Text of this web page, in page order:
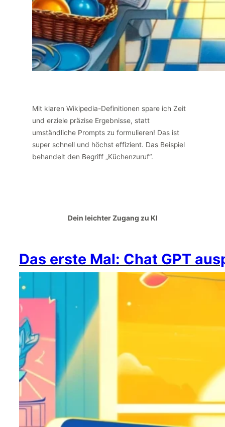
Mit klaren Wikipedia-Definitionen spare ich Zeit
und erziele präzise Ergebnisse, statt
umständliche Prompts zu formulieren! Das ist
super schnell und höchst effizient. Das Beispiel
behandelt den Begriff „Küchenzuruf“.
Dein leichter Zugang zu KI
Das erste Mal: Chat GPT